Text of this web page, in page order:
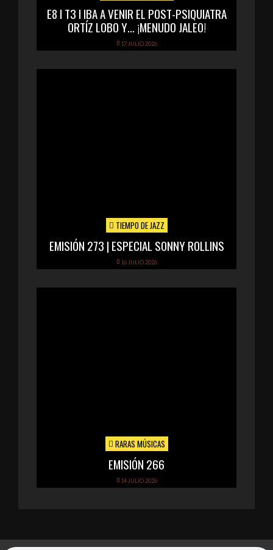
E8 I T3 I IBA A VENIR EL POST-PSIQUIATRA
ORTÍZ LOBO Y… ¡MENUDO JALEO!
17 JULIO 2026
TIEMPO DE JAZZ
EMISIÓN 273 | ESPECIAL SONNY ROLLINS
16 JULIO 2026
RARAS MÚSICAS
EMISIÓN 266
14 JULIO 2026